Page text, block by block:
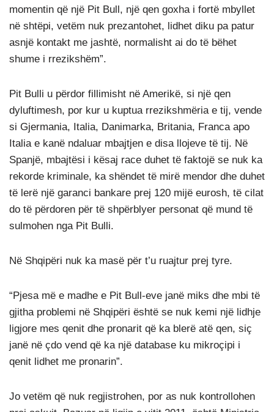
momentin që një Pit Bull, një qen goxha i fortë mbyllet
në shtëpi, vetëm nuk prezantohet, lidhet diku pa patur
asnjë kontakt me jashtë, normalisht ai do të bëhet
shume i rrezikshëm”.
Pit Bulli u përdor fillimisht në Amerikë, si një qen
dyluftimesh, por kur u kuptua rrezikshmëria e tij, vende
si Gjermania, Italia, Danimarka, Britania, Franca apo
Italia e kanë ndaluar mbajtjen e disa llojeve të tij. Në
Spanjë, mbajtësi i kësaj race duhet të faktojë se nuk ka
rekorde kriminale, ka shëndet të mirë mendor dhe duhet
të lerë një garanci bankare prej 120 mijë eurosh, të cilat
do të përdoren për të shpërblyer personat që mund të
sulmohen nga Pit Bulli.
Në Shqipëri nuk ka masë për t’u ruajtur prej tyre.
“Pjesa më e madhe e Pit Bull-eve janë miks dhe mbi të
gjitha problemi në Shqipëri është se nuk kemi një lidhje
ligjore mes qenit dhe pronarit që ka blerë atë qen, siç
janë në çdo vend që ka një database ku mikroçipi i
qenit lidhet me pronarin”.
Jo vetëm që nuk regjistrohen, por as nuk kontrollohen